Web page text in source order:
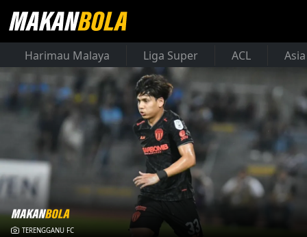
Harimau Malaya Liga Super ACL
TERENGGANU FC